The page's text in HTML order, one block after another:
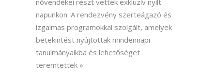
napunkon. A rendezvény szerteágazó és
izgalmas programokkal szolgált, amelyek
betekintést nyújtottak mindennapi
tanulmányaikba és lehetőséget
teremtettek